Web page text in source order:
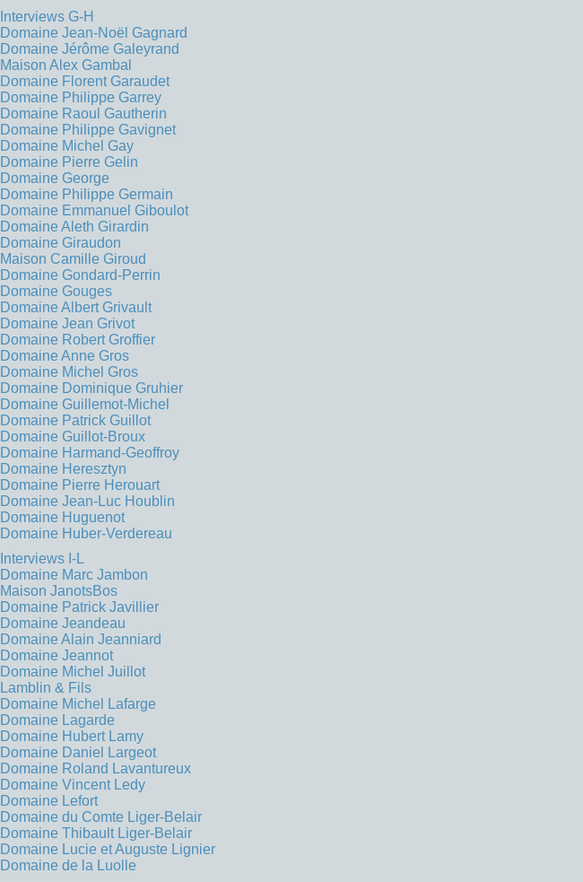
Interviews G-H
Domaine Jean-Noël Gagnard
Domaine Jérôme Galeyrand
Maison Alex Gambal
Domaine Florent Garaudet
Domaine Philippe Garrey
Domaine Raoul Gautherin
Domaine Philippe Gavignet
Domaine Michel Gay
Domaine Pierre Gelin
Domaine George
Domaine Philippe Germain
Domaine Emmanuel Giboulot
Domaine Aleth Girardin
Domaine Giraudon
Maison Camille Giroud
Domaine Gondard-Perrin
Domaine Gouges
Domaine Albert Grivault
Domaine Jean Grivot
Domaine Robert Groffier
Domaine Anne Gros
Domaine Michel Gros
Domaine Dominique Gruhier
Domaine Guillemot-Michel
Domaine Patrick Guillot
Domaine Guillot-Broux
Domaine Harmand-Geoffroy
Domaine Heresztyn
Domaine Pierre Herouart
Domaine Jean-Luc Houblin
Domaine Huguenot
Domaine Huber-Verdereau
Interviews I-L
Domaine Marc Jambon
Maison JanotsBos
Domaine Patrick Javillier
Domaine Jeandeau
Domaine Alain Jeanniard
Domaine Jeannot
Domaine Michel Juillot
Lamblin & Fils
Domaine Michel Lafarge
Domaine Lagarde
Domaine Hubert Lamy
Domaine Daniel Largeot
Domaine Roland Lavantureux
Domaine Vincent Ledy
Domaine Lefort
Domaine du Comte Liger-Belair
Domaine Thibault Liger-Belair
Domaine Lucie et Auguste Lignier
Domaine de la Luolle